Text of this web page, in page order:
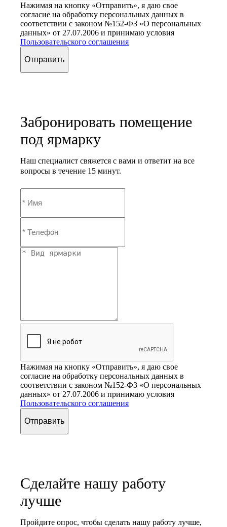
Нажимая на кнопку «Отправить», я даю свое
согласие на обработку персональных данных в
соответствии с законом №152-ФЗ «О персональных
данных» от 27.07.2006 и принимаю условия
Пользовательского соглашения
Отправить
Забронировать помещение
под ярмарку
Наш специалист свяжется с вами и ответит на все
вопросы в течение 15 минут.
Нажимая на кнопку «Отправить», я даю свое
согласие на обработку персональных данных в
соответствии с законом №152-ФЗ «О персональных
данных» от 27.07.2006 и принимаю условия
Пользовательского соглашения
Отправить
Сделайте нашу работу
лучше
Пройдите опрос, чтобы сделать нашу работу лучше,